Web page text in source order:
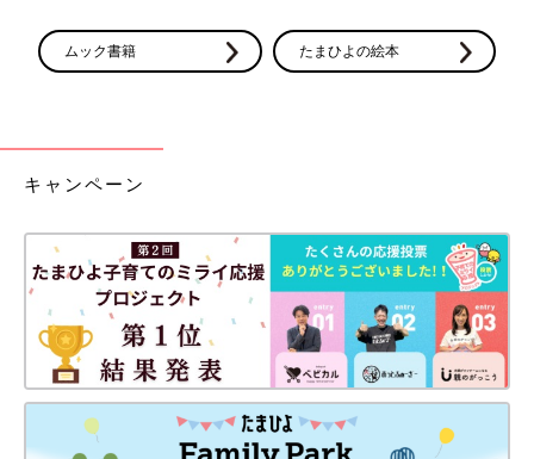
ムック書籍 たまひよの絵本
キャンペーン